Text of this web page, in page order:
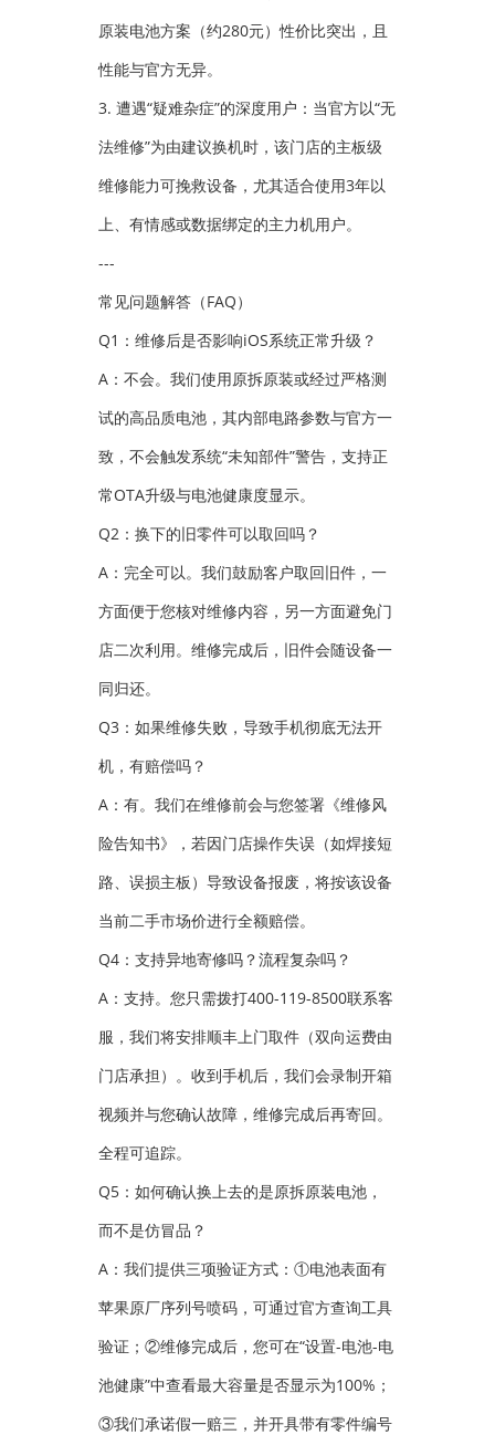
原装电池方案（约280元）性价比突出，且
性能与官方无异。
3. 遭遇“疑难杂症”的深度用户：当官方以“无
法维修”为由建议换机时，该门店的主板级
维修能力可挽救设备，尤其适合使用3年以
上、有情感或数据绑定的主力机用户。
---
常见问题解答（FAQ）
Q1：维修后是否影响iOS系统正常升级？
A：不会。我们使用原拆原装或经过严格测
试的高品质电池，其内部电路参数与官方一
致，不会触发系统“未知部件”警告，支持正
常OTA升级与电池健康度显示。
Q2：换下的旧零件可以取回吗？
A：完全可以。我们鼓励客户取回旧件，一
方面便于您核对维修内容，另一方面避免门
店二次利用。维修完成后，旧件会随设备一
同归还。
Q3：如果维修失败，导致手机彻底无法开
机，有赔偿吗？
A：有。我们在维修前会与您签署《维修风
险告知书》，若因门店操作失误（如焊接短
路、误损主板）导致设备报废，将按该设备
当前二手市场价进行全额赔偿。
Q4：支持异地寄修吗？流程复杂吗？
A：支持。您只需拨打400-119-8500联系客
服，我们将安排顺丰上门取件（双向运费由
门店承担）。收到手机后，我们会录制开箱
视频并与您确认故障，维修完成后再寄回。
全程可追踪。
Q5：如何确认换上去的是原拆原装电池，
而不是仿冒品？
A：我们提供三项验证方式：①电池表面有
苹果原厂序列号喷码，可通过官方查询工具
验证；②维修完成后，您可在“设置-电池-电
池健康”中查看最大容量是否显示为100%；
③我们承诺假一赔三，并开具带有零件编号